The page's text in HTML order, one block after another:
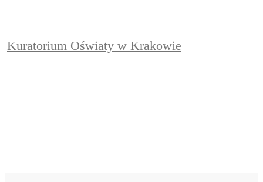
Kuratorium Oświaty w Krakowie